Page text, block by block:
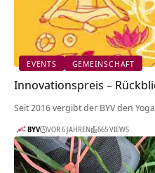
EVENTS GEMEINSCHAFT
Innovationspreis –
Seit 2016 vergibt der BYV den
BYV VOR 6 JAHREN 665 VIEWS